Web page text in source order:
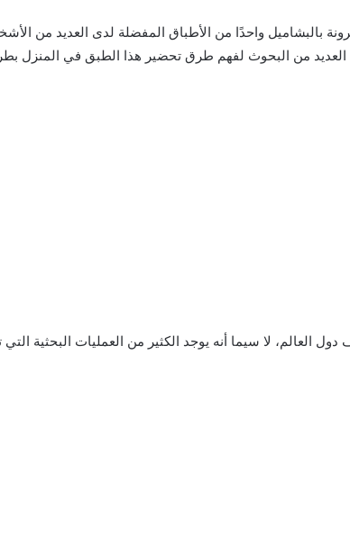
بالبشاميل واحدًا من الأطباق المفضلة لدى العديد من
من البحوث لفهم طرق تحضير هذا الطبق في المنزل
لا سيما أنه يوجد الكثير من العمليات البحثية التي